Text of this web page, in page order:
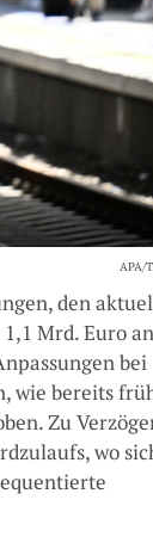
APA/
den
Mrd. Euro an
bei
wie bereits
Zu
wo